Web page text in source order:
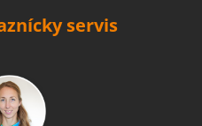
servis